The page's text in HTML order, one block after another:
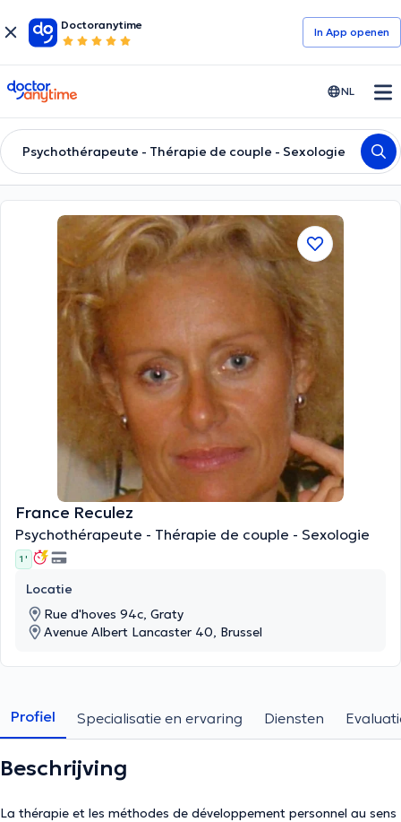
Doctoranytime
In App openen
doctoranytime NL
Psychothérapeute - Thérapie de couple - Sexologie
France Reculez
Psychothérapeute - Thérapie de couple - Sexologie
1 '
Locatie
Rue d'hoves 94c, Graty
Avenue Albert Lancaster 40, Brussel
Profiel Specialisatie en ervaring Diensten
Beschrijving
La thérapie et les méthodes de développement personnel au sens